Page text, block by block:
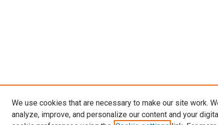
We use cookies that are necessary to make our site work.
analyze, improve, and personalize our content and your